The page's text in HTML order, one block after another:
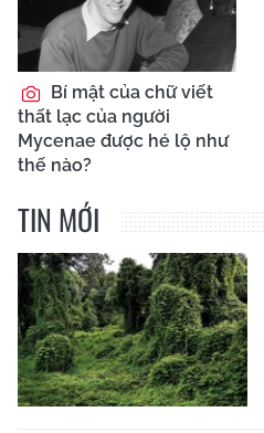
Bí mật của chữ viết
thất lạc của người
Mycenae được hé lộ như
thế nào?
TIN MỚI